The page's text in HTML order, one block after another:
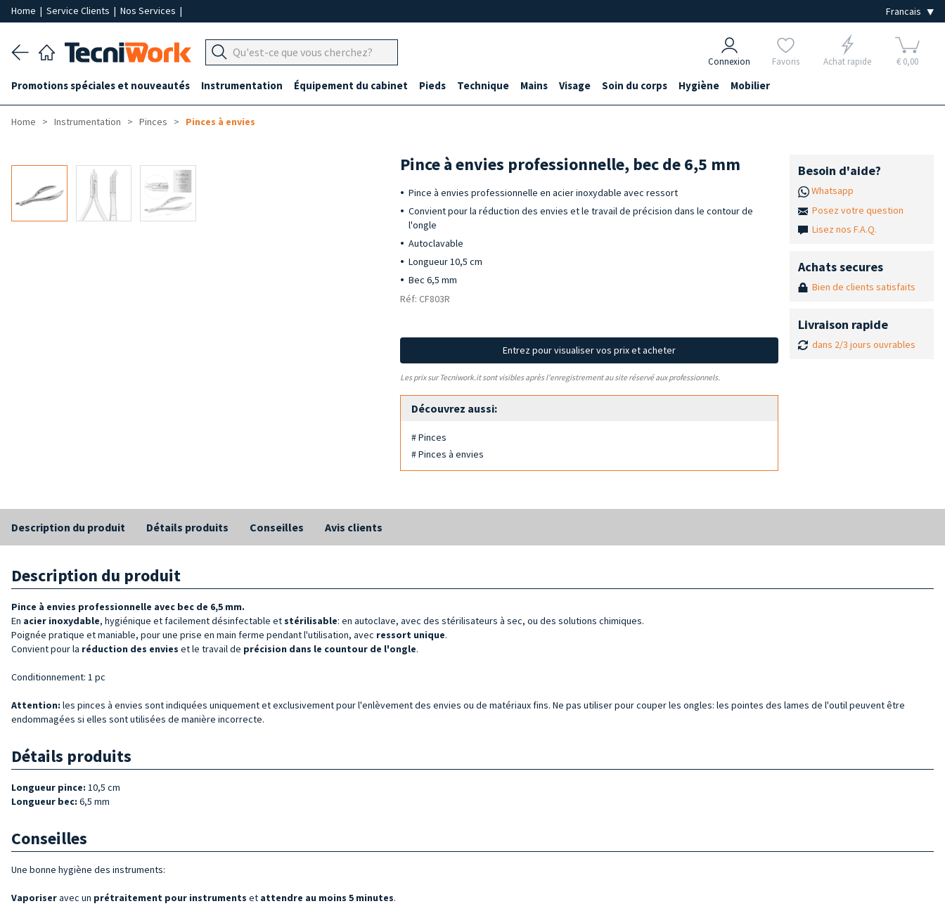
Home | Service Clients | Nos Services |
Connexion Favoris Achat rapide € 0,00
Promotions spéciales et nouveautés Instrumentation Équipement du cabinet Pieds Technique Mains Visage Soin du corps Hygiène Mobilier
Home Instrumentation Pinces Pinces à envies
Pince à envies professionnelle, bec de 6,5 mm
Pince à envies professionnelle en acier inoxydable avec ressort
Convient pour la réduction des envies et le travail de précision dans le contour de
l'ongle
Autoclavable
Longueur 10,5 cm
Bec 6,5 mm
Réf: CF803R
Entrez pour visualiser vos prix et acheter
Les prix sur Tecniwork.it sont visibles après l'enregistrement au site réservé aux professionnels.
Découvrez aussi:
# Pinces
# Pinces à envies
Besoin d'aide?
Whatsapp
Posez votre question
Lisez nos F.A.Q.
Achats secures
Bien de clients satisfaits
Livraison rapide
dans 2/3 jours ouvrables
Description du produit Détails produits Conseilles Avis clients
Description du produit
Pince à envies professionnelle avec bec de 6,5 mm.
En acier inoxydable, hygiénique et facilement désinfectable etstérilisable: en autoclave, avec des stérilisateurs à sec, ou des solutions chimiques.
Poignée pratique et maniable, pour une prise en main ferme pendant l'utilisation, avec ressort unique.
Convient pour la réduction des envies et le travail de précision dans le countour de l'ongle.
Conditionnement: 1 pc
Attention: les pinces à envies sont indiquées uniquement et exclusivement pour l'enlèvement des envies ou de matériaux fins. Ne pas utiliser pour couper les ongles: les pointes des lames de l'outil peuvent être
endommagées si elles sont utilisées de manière incorrecte.
Détails produits
Longueur pince: 10,5 cm
Longueur bec: 6,5 mm
Conseilles
Une bonne hygiène des instruments:
Vaporiseravec un prétraitement pour instruments et attendre au moins 5 minutes.